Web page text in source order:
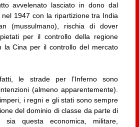
avvelenato lasciato in dono dal
nel 1947 con la ripartizione tra India
(mussulmano), rischia di dover
per il controllo della regione
la Cina per il controllo del mercato
le strade per l’Inferno sono
(almeno apparentemente).
i regni e gli stati sono sempre
del dominio di classe da parte di
questa economica, militare,